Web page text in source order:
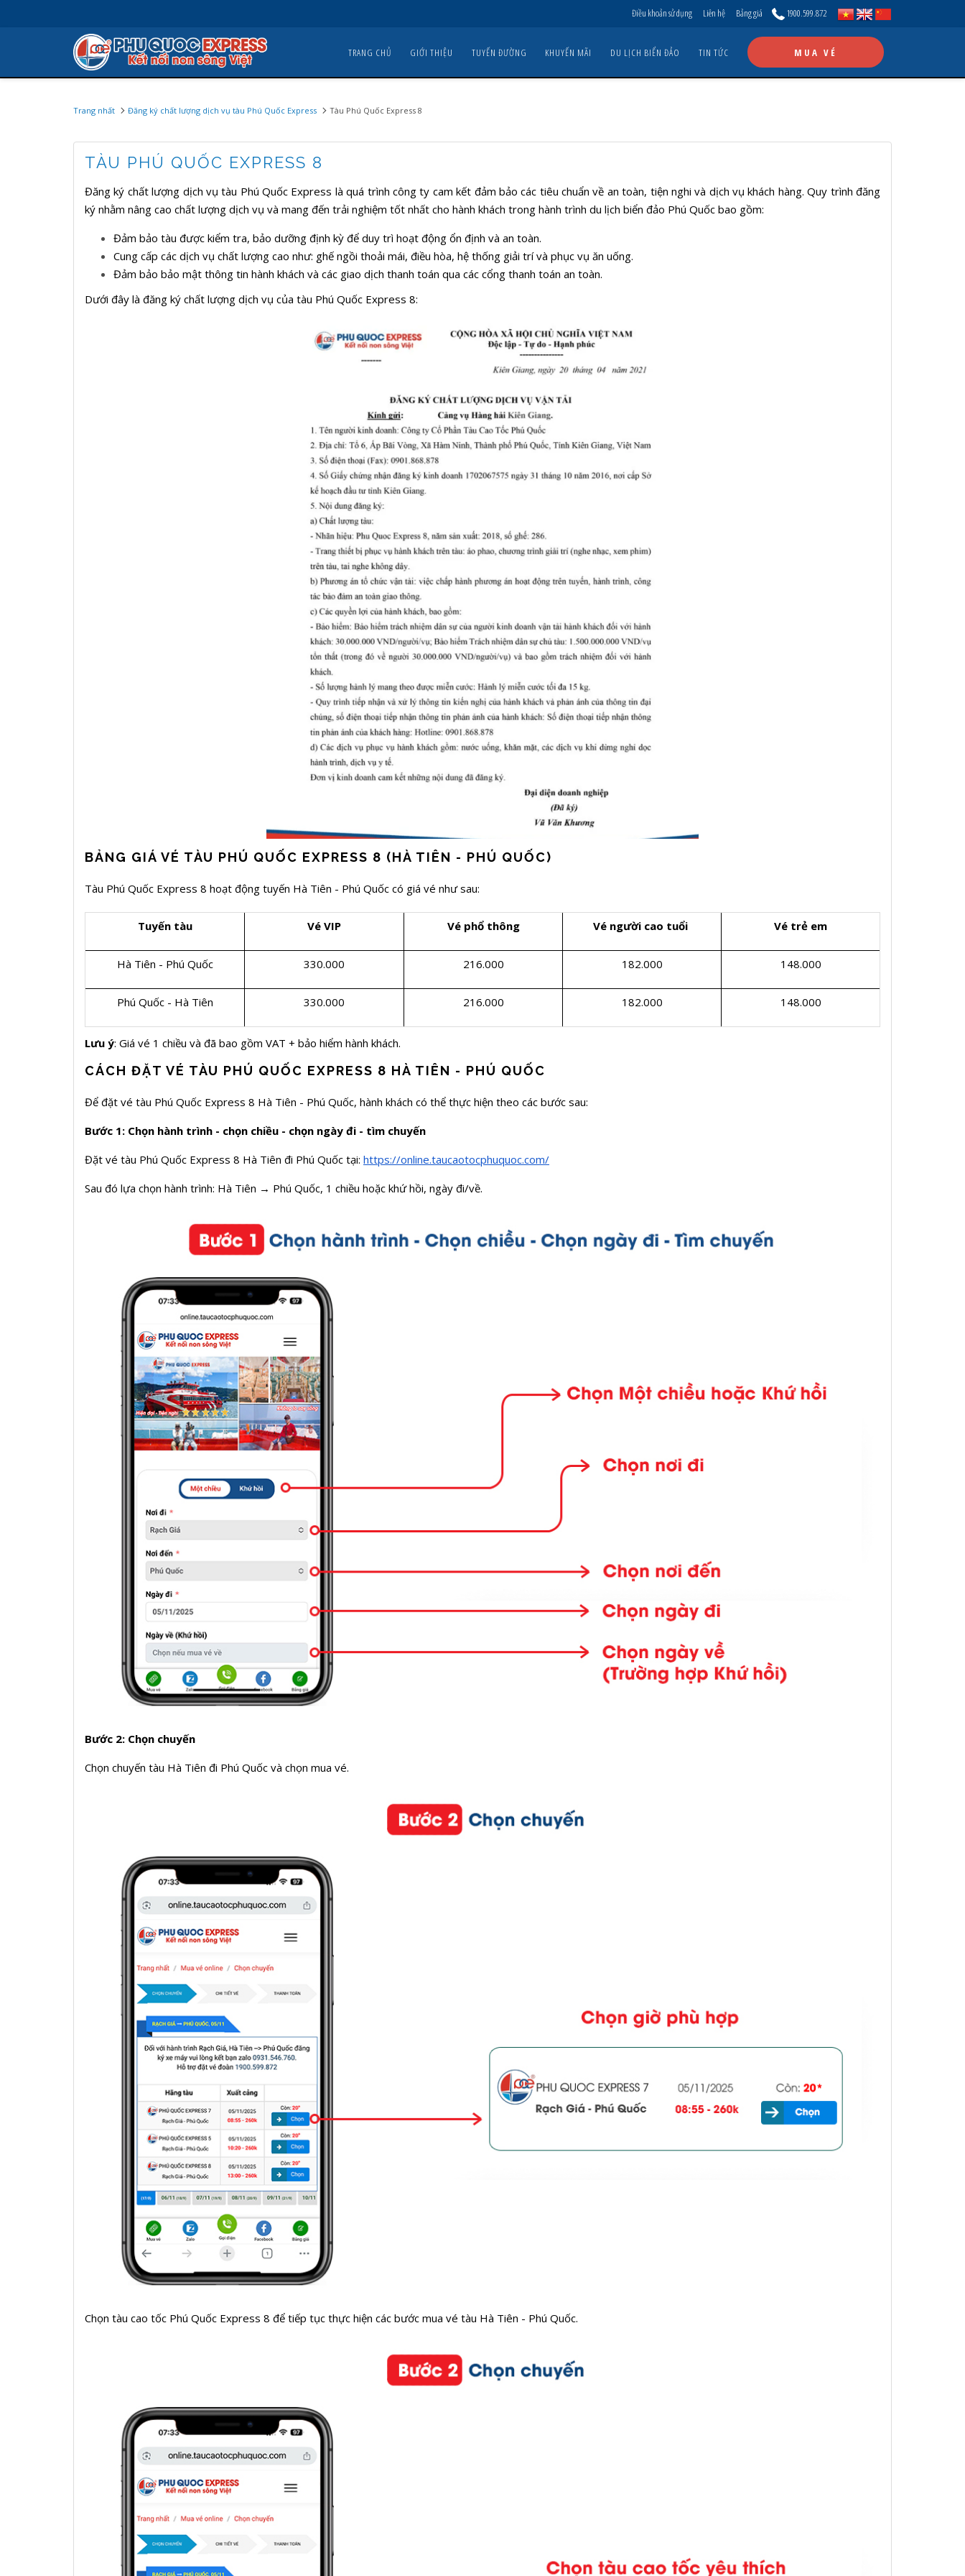
Điều khoản sử dụng Liên hệ Bảng giá 1900.599.872
TRANG CHỦ GIỚI THIỆU TUYẾN ĐƯỜNG KHUYẾN MÃI DU LỊCH BIỂN ĐẢO TIN TỨC MUA VÉ
Trang nhất Đăng ký chất lượng dịch vụ tàu Phú Quốc Express Tàu Phú Quốc Express 8
TÀU PHÚ QUỐC EXPRESS 8
Đăng ký chất lượng dịch vụ tàu Phú Quốc Express là quá trình công ty cam kết đảm bảo các tiêu chuẩn về an toàn, tiện nghi và dịch vụ khách hàng. Quy trình đăng
ký nhằm nâng cao chất lượng dịch vụ và mang đến trải nghiệm tốt nhất cho hành khách trong hành trình du lịch biển đảo Phú Quốc bao gồm:
Đảm bảo tàu được kiểm tra, bảo dưỡng định kỳ để duy trì hoạt động ổn định và an toàn.
Cung cấp các dịch vụ chất lượng cao như: ghế ngồi thoải mái, điều hòa, hệ thống giải trí và phục vụ ăn uống.
Đảm bảo bảo mật thông tin hành khách và các giao dịch thanh toán qua các cổng thanh toán an toàn.
Dưới đây là đăng ký chất lượng dịch vụ của tàu Phú Quốc Express 8:
BẢNG GIÁ VÉ TÀU PHÚ QUỐC EXPRESS 8 (HÀ TIÊN - PHÚ QUỐC)
Tàu Phú Quốc Express 8 hoạt động tuyến Hà Tiên - Phú Quốc có giá vé như sau:
Tuyến tàu Vé VIP Vé phổ thông Vé người cao tuổi Vé trẻ em
Hà Tiên - Phú Quốc 330.000 216.000 182.000 148.000
Phú Quốc - Hà Tiên 330.000 216.000 182.000 148.000
Lưu ý: Giá vé 1 chiều và đã bao gồm VAT + bảo hiểm hành khách.
CÁCH ĐẶT VÉ TÀU PHÚ QUỐC EXPRESS 8 HÀ TIÊN - PHÚ QUỐC
Để đặt vé tàu Phú Quốc Express 8 Hà Tiên - Phú Quốc, hành khách có thể thực hiện theo các bước sau:
Bước 1: Chọn hành trình - chọn chiều - chọn ngày đi - tìm chuyến
Đặt vé tàu Phú Quốc Express 8 Hà Tiên đi Phú Quốc tại: https://online.taucaotocphuquoc.com/
Sau đó lựa chọn hành trình: Hà Tiên → Phú Quốc, 1 chiều hoặc khứ hồi, ngày đi/về.
Bước 2: Chọn chuyến
Chọn chuyến tàu Hà Tiên đi Phú Quốc và chọn mua vé.
Chọn tàu cao tốc Phú Quốc Express 8 để tiếp tục thực hiện các bước mua vé tàu Hà Tiên - Phú Quốc.